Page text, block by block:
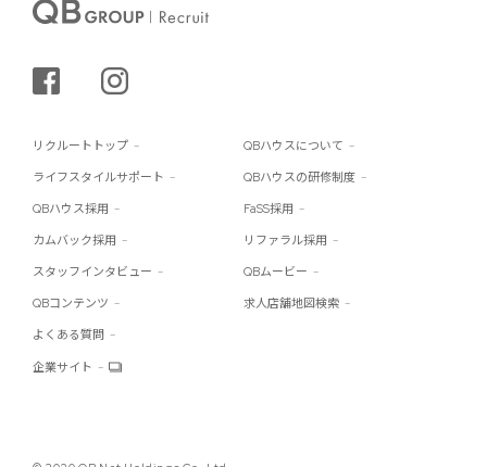
シェアする
リクルートトップ QBハウスについて
ライフスタイルサポート QBハウスの研修制度
QBハウス採用 FaSS採用
カムバック採用 リファラル採用
スタッフインタビュー QBムービー
QBコンテンツ 求人店舗地図検索
よくある質問
企業サイト